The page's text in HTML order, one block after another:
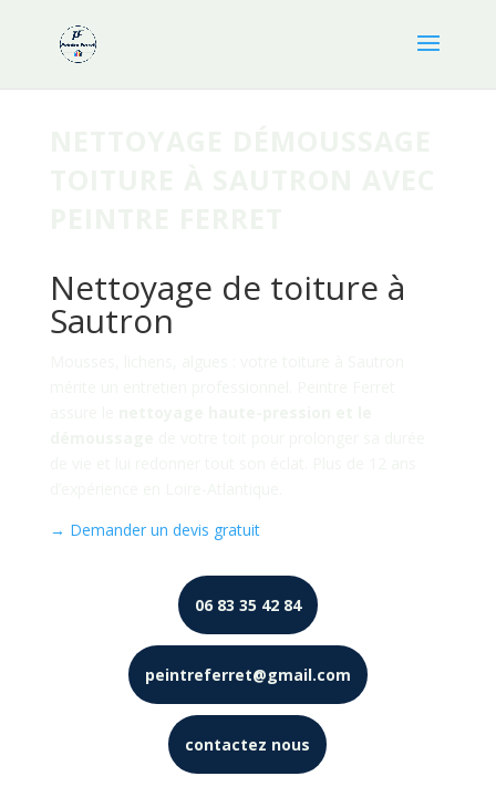
Nettoyage de toiture à
Sautron
→ Demander un devis gratuit
06 83 35 42 84
peintreferret@gmail.com
contactez nous